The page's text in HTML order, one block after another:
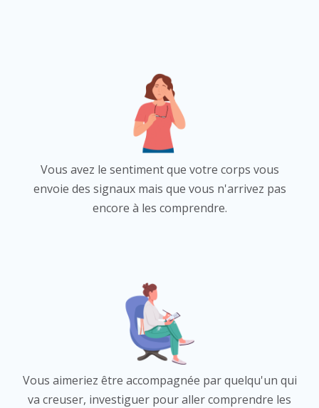
Vous avez le sentiment que votre corps vous
envoie des signaux mais que vous n'arrivez pas
encore à les comprendre.
Vous aimeriez être accompagnée par quelqu'un qui
va creuser, investiguer pour aller comprendre les